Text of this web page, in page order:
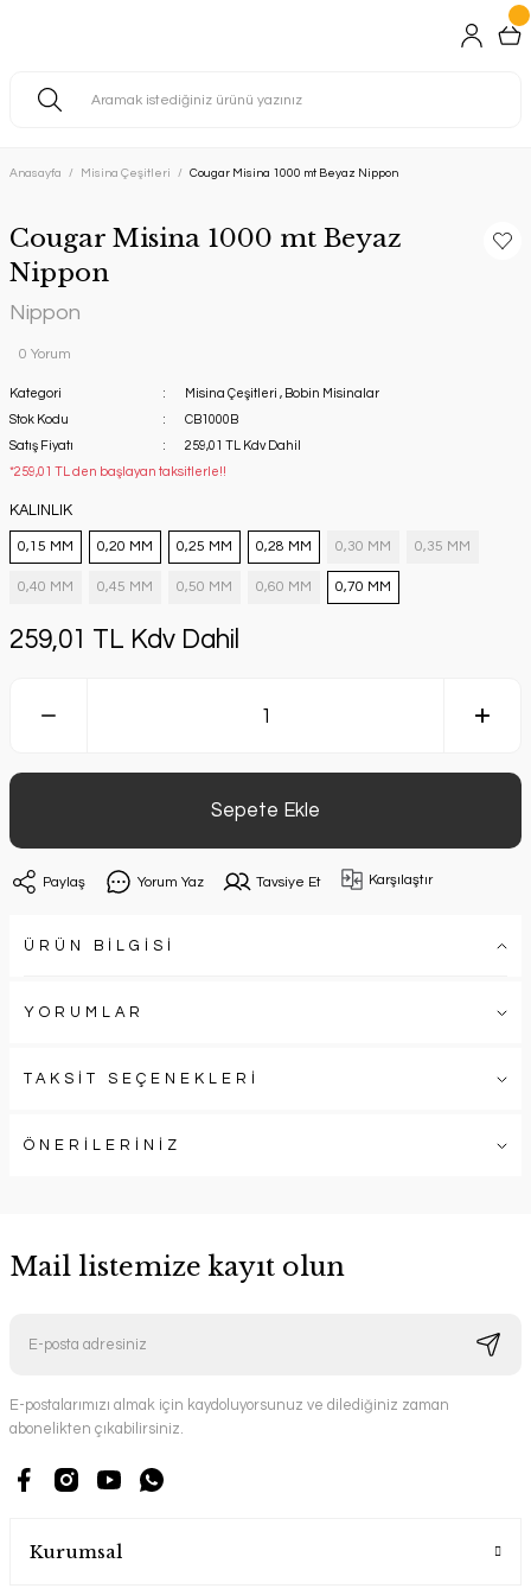
Anasayfa Misina Çeşitleri Cougar Misina 1000 mt Beyaz Nippon
Cougar Misina 1000 mt Beyaz
Nippon
Nippon
0 Yorum
Kategori Misina Çeşitleri , Bobin Misinalar
Stok Kodu
CB1000B
Satış Fiyatı
259,01 TL Kdv Dahil
*259,01 TL den başlayan taksitlerle!!
KALINLIK
0,15 MM 0,20 MM 0,25 MM 0,28 MM 0,30 MM 0,35 MM
0,40 MM 0,45 MM 0,50 MM 0,60 MM 0,70 MM
259,01 TL Kdv Dahil
Sepete Ekle
Paylaş Yorum Yaz Tavsiye Et Karşılaştır
ÜRÜN BİLGİSİ
YORUMLAR
TAKSİT SEÇENEKLERİ
ÖNERİLERİNİZ
Mail listemize kayıt olun
E-postalarımızı almak için kaydoluyorsunuz ve dilediğiniz zaman
abonelikten çıkabilirsiniz.
Kurumsal